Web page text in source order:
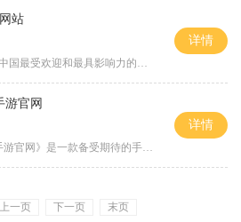
站
woool传奇世界是中国最受欢迎和最具影响力的网络游戏之一。这款游戏于2001年首次推出，至今已经有超过20年的历史了。woool传奇世界以其精美的画面、丰富的剧情和刺激的战斗而闻名于
详情
游官网
《传奇世界元神手游官网》是一款备受期待的手机游戏，它作为传奇世界系列的最新力作，带给玩家们全新的游戏体验和精彩刺激的冒险。作为一款元神题材的手游，它将传奇世界经典
详情
上一页 下一页 末页